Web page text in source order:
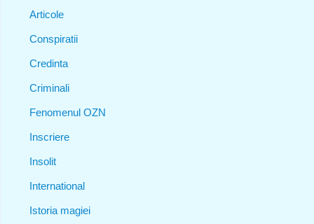
Articole
Conspiratii
Credinta
Criminali
Fenomenul OZN
Inscriere
Insolit
International
Istoria magiei